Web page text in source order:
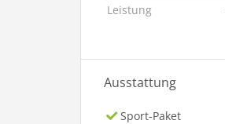
Leistung
Ausstattung
Sport-Paket